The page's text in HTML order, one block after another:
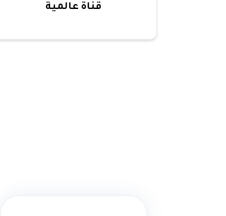
قناة عالمية